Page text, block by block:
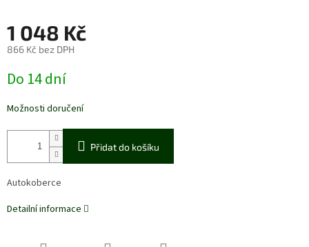
1 048 Kč
866 Kč bez DPH
cena:
Do 14 dní
Možnosti doručení
Přidat do košíku
Autokoberce
Detailní informace